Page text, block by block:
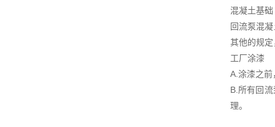
混凝土基础
回流泵混
其他的规
工厂涂漆
A.涂漆之
B.所有回
理。